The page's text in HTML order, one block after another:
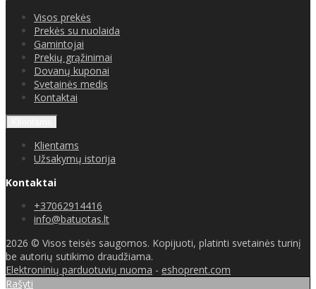
Visos prekės
Prekės su nuolaida
Gamintojai
Prekių grąžinimai
Dovanų kuponai
Svetainės medis
Kontaktai
Klientams
Užsakymų istorija
Kontaktai
+37062914416
info@batuotas.lt
2026 © Visos teisės saugomos. Kopijuoti, platinti svetainės turinį
be autorių sutikimo draudžiama.
Elektroninių parduotuvių nuoma - eshoprent.com
Rašyti